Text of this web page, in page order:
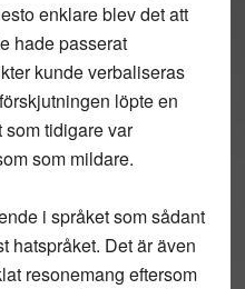
enklare blev det att
hade passerat
kunde verbaliseras
löpte en
tidigare var
som mildare.
i språket som sådant
hatspråket. Det är även
resonemang eftersom